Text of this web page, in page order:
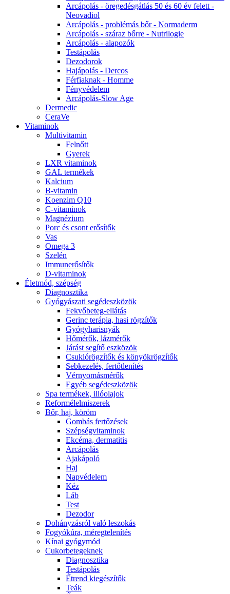
Arcápolás - öregedésgátlás 50 és 60 év felett -
Neovadiol
Arcápolás - problémás bőr - Normaderm
Arcápolás - száraz bőrre - Nutrilogie
Arcápolás - alapozók
Testápolás
Dezodorok
Hajápolás - Dercos
Férfiaknak - Homme
Fényvédelem
Arcápolás-Slow Age
Dermedic
CeraVe
Vitaminok
Multivitamin
Felnőtt
Gyerek
LXR vitaminok
GAL termékek
Kalcium
B-vitamin
Koenzim Q10
C-vitaminok
Magnézium
Porc és csont erősítők
Vas
Omega 3
Szelén
Immunerősítők
D-vitaminok
Életmód, szépség
Diagnosztika
Gyógyászati segédeszközök
Fekvőbeteg-ellátás
Gerinc terápia, hasi rögzítők
Gyógyharisnyák
Hőmérők, lázmérők
Járást segítő eszközök
Csuklórögzítők és könyökrögzítők
Sebkezelés, fertőtlenítés
Vérnyomásmérők
Egyéb segédeszközök
Spa termékek, illóolajok
Reformélelmiszerek
Bőr, haj, köröm
Gombás fertőzések
Szépségvitaminok
Ekcéma, dermatitis
Arcápolás
Ajakápoló
Haj
Napvédelem
Kéz
Láb
Test
Dezodor
Dohányzásról való leszokás
Fogyókúra, méregtelenítés
Kínai gyógymód
Cukorbetegeknek
Diagnosztika
Testápolás
É́trend kiegészítők
Teák